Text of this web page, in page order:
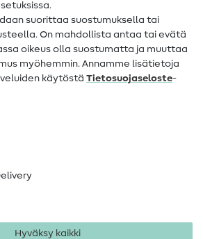
suorittaa suostumuksella tai
On mahdollista antaa tai evätä
oikeus olla suostumatta ja muuttaa
myöhemmin. Annamme lisätietoja
käytöstä Tietosuojaseloste-
Hyväksy kaikki